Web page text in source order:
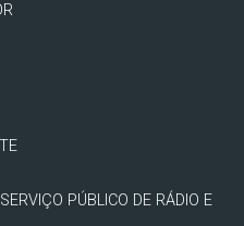
PÚBLICO DE RÁDIO E